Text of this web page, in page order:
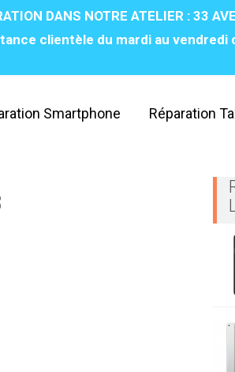
DANS NOTRE ATELIER : 33
clientèle du mardi au vendredi
Smartphone Réparation